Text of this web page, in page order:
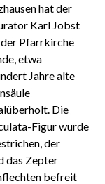
hat der
Karl Jobst
der Pfarrkirche
etwa
Jahre alte
Die
Figur wurde
der
das Zepter
befreit